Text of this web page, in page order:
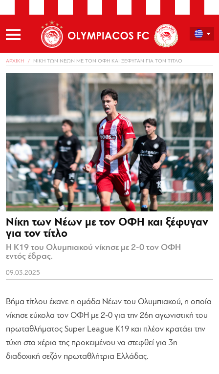
ΑΡΧΙΚΗ ΝΙΚΗ ΤΩΝ ΝΕΩΝ ΜΕ ΤΟΝ ΟΦΗ ΚΑΙ ΞΕΦΥΓΑΝ ΓΙΑ ΤΟΝ ΤΙΤΛΟ
Νίκη των Νέων με τον ΟΦΗ και ξέφυγαν
για τον τίτλο
Η Κ19 του Ολυμπιακού νίκησε με 2-0 τον ΟΦΗ
εντός έδρας.
09.03.2025
Βήμα τίτλου έκανε η ομάδα Νέων του Ολυμπιακού, η οποία
νίκησε εύκολα τον ΟΦΗ με 2-0 για την 26η αγωνιστική του
πρωταθλήματος Super League K19 και πλέον κρατάει την
τύχη στα χέρια της προκειμένου να στεφθεί για 3η
διαδοχική σεζόν πρωταθλήτρια Ελλάδας.